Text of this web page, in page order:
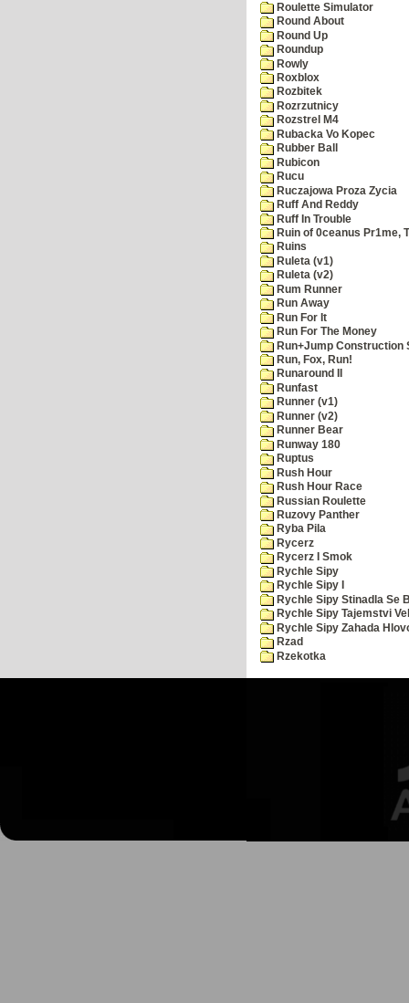
Roulette Simulator
Round About
Round Up
Roundup
Rowly
Roxblox
Rozbitek
Rozrzutnicy
Rozstrel M4
Rubacka Vo Kopec
Rubber Ball
Rubicon
Rucu
Ruczajowa Proza Zycia
Ruff And Reddy
Ruff In Trouble
Ruin of 0ceanus Pr1me,
Ruins
Ruleta (v1)
Ruleta (v2)
Rum Runner
Run Away
Run For It
Run For The Money
Run+Jump Construction
Run, Fox, Run!
Runaround II
Runfast
Runner (v1)
Runner (v2)
Runner Bear
Runway 180
Ruptus
Rush Hour
Rush Hour Race
Russian Roulette
Ruzovy Panther
Ryba Pila
Rycerz
Rycerz I Smok
Rychle Sipy
Rychle Sipy I
Rychle Sipy Stinadla Se
Rychle Sipy Tajemstvi
Rychle Sipy Zahada
Rzad
Rzekotka